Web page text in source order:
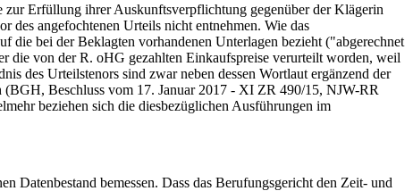
Erfüllung ihrer Auskunftsverpflichtung gegenüber der Klägerin
des angefochtenen Urteils nicht entnehmen. Wie das
die bei der Beklagten vorhandenen Unterlagen bezieht ("abgerechnet
die von der R. oHG gezahlten Einkaufspreise verurteilt worden, weil
des Urteilstenors sind zwar neben dessen Wortlaut ergänzend der
Beschluss vom 17. Januar 2017 - XI ZR 490/15, NJW-RR
beziehen sich die diesbezüglichen Ausführungen im
bemessen. Dass das Berufungsgericht den Zeit- und